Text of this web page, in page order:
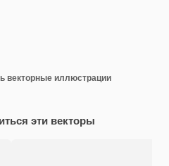
векторные иллюстрации
эти векторы